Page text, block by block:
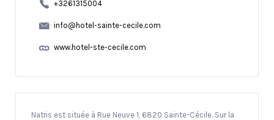
+3261315004
info@hotel-sainte-cecile.com
www.hotel-ste-cecile.com
Natris est située à Rue Neuve 1, 6820 Sainte-Cécile. Sur la